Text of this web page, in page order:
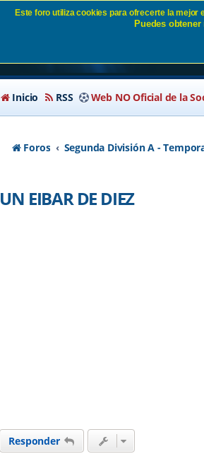
UN EIBAR DE DIEZ
Inicio RSS Web NO Oficial de la
Foros Segunda División A -
UN EIBAR DE DIEZ
Responder
Este foro utiliza cookies para ofrecerte la
Puedes